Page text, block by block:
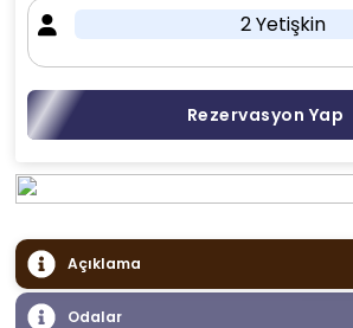
2 Yetişkin
Rezervasyon Yap
Açıklama
Odalar